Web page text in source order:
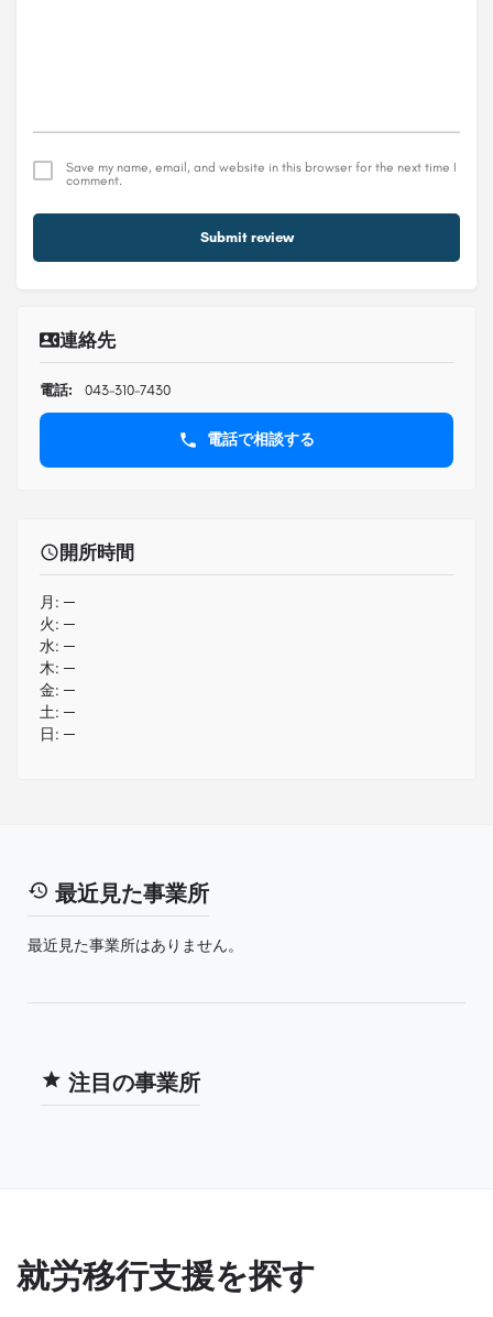
Save my name, email, and website in this browser for the next time I
comment.
Submit review
連絡先
電話: 043-310-7430
電話で相談する
開所時間
月: ─
火: ─
水: ─
木: ─
金: ─
土: ─
日: ─
最近見た事業所
最近見た事業所はありません。
注目の事業所
就労移行支援を探す